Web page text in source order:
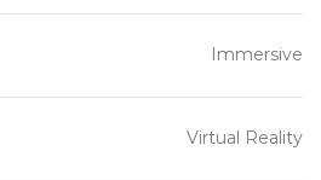
Immersive
Virtual Reality